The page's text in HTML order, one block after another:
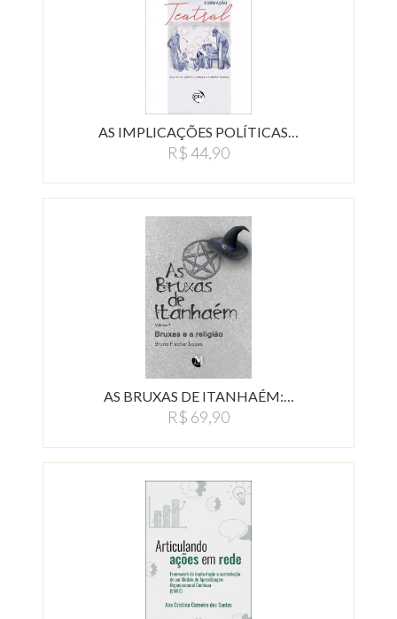
AS IMPLICAÇÕES POLÍTICAS…
R$ 44,90
AS BRUXAS DE ITANHAÉM:…
R$ 69,90